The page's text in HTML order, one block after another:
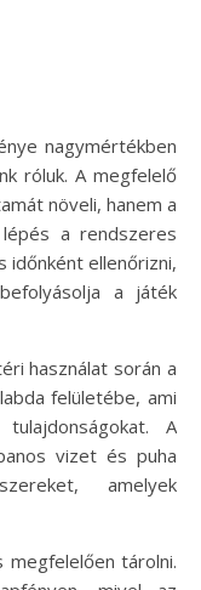
nagymértékben
róluk. A megfelelő
növeli, hanem a
a rendszeres
időnként ellenőrizni,
a játék
használat során a
felületébe, ami
A
vizet és puha
amelyek
megfelelően tárolni.